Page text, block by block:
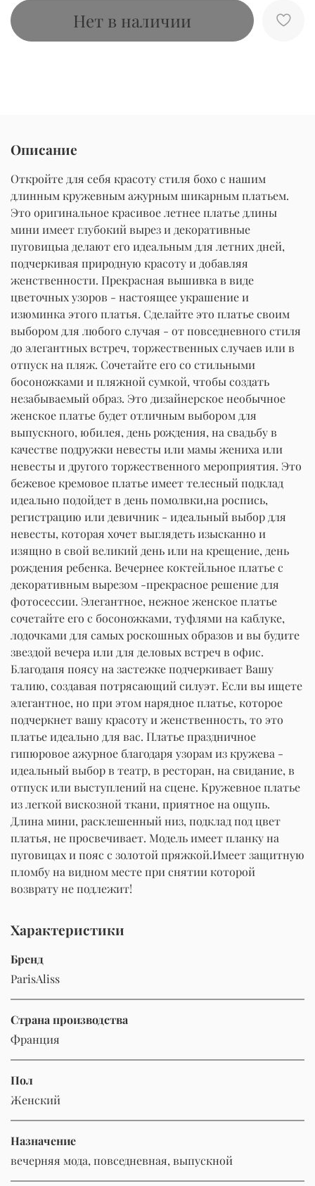
Нет в наличии
Описание
Откройте для себя красоту стиля бохо с нашим
длинным кружевным ажурным шикарным платьем.
Это оригинальное красивое летнее платье длины
мини имеет глубокий вырез и декоративные
пуговицыа делают его идеальным для летних дней,
подчеркивая природную красоту и добавляя
женственности. Прекрасная вышивка в виде
цветочных узоров - настоящее украшение и
изюминка этого платья. Сделайте это платье своим
выбором для любого случая - от повседневного стиля
до элегантных встреч, торжественных случаев или в
отпуск на пляж. Сочетайте его со стильными
босоножками и пляжной сумкой, чтобы создать
незабываемый образ. Это дизайнерское необычное
женское платье будет отличным выбором для
выпускного, юбилея, день рождения, на свадьбу в
качестве подружки невесты или мамы жениха или
невесты и другого торжественного мероприятия. Это
бежевое кремовое платье имеет телесный подклад
идеально подойдет в день помолвки,на роспись,
регистрацию или девичник - идеальный выбор для
невесты, которая хочет выглядеть изысканно и
изящно в свой великий день или на крещение, день
рождения ребенка. Вечернее коктейльное платье с
декоративным вырезом -прекрасное решение для
фотосессии. Элегантное, нежное женское платье
сочетайте его с босоножками, туфлями на каблуке,
лодочками для самых роскошных образов и вы будите
звездой вечера или для деловых встреч в офис.
Благодапя поясу на застежке подчеркивает Вашу
талию, создавая потрясающий силуэт. Если вы ищете
элегантное, но при этом нарядное платье, которое
подчеркнет вашу красоту и женственность, то это
платье идеально для вас. Платье праздничное
гипюровое ажурное благодаря узорам из кружева -
идеальный выбор в театр, в ресторан, на свидание, в
отпуск или выступлений на сцене. Кружевное платье
из легкой вискозной ткани, приятное на ощупь.
Длина мини, расклешенный низ, подклад под цвет
платья, не просвечивает. Модель имеет планку на
пуговицах и пояс с золотой пряжкой.Имеет защитную
пломбу на видном месте при снятии которой
возврату не подлежит!
Характеристики
Бренд
ParisAliss
Страна производства
Франция
Пол
Женский
Назначение
вечерняя мода, повседневная, выпускной